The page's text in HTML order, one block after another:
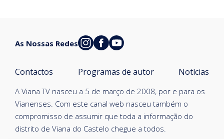
A Viana TV nasceu a 5 de março de 2008, por e para os
Vianenses. Com este canal web nasceu também o
compromisso de assumir que toda a informação do
distrito de Viana do Castelo chegue a todos.
Contactos Programas de autor Notícias
As Nossas Redes